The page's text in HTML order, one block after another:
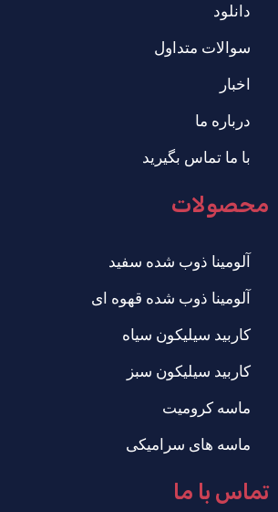
دانلود
سوالات متداول
اخبار
درباره ما
با ما تماس بگیرید
محصولات
آلومینا ذوب شده سفید
آلومینا ذوب شده قهوه ای
کاربید سیلیکون سیاه
کاربید سیلیکون سبز
ماسه کرومیت
ماسه های سرامیکی
تماس با ما